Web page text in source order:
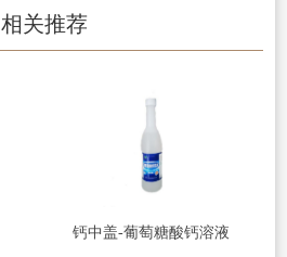
相关推荐
钙中盖-葡萄糖酸钙溶液